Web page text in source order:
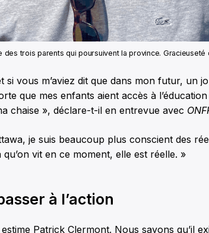
des trois parents qui poursuivent la province. Gracieuseté
si vous m’aviez dit que dans mon futur, un
que mes enfants aient accès à
chaise », déclare-t-il en entrevue avec
je suis beaucoup plus conscient des
qu’on vit en ce moment, elle est réelle. »
à l’action
Patrick Clermont. Nous savons qu’il